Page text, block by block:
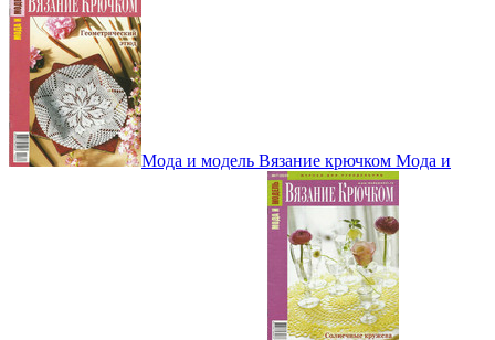
Мода и модель Вязание крючком Мода и